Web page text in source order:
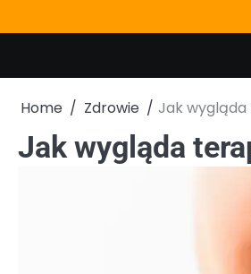
to
Home Zdrowie Jak
Jak wygląda